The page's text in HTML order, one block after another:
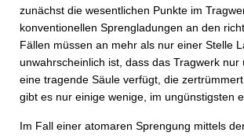
zunächst die wesentlichen Punkte im
konventionellen Sprengladungen an den
Fällen müssen an mehr als nur einer Stelle
unwahrscheinlich ist, dass das Tragwerk
eine tragende Säule verfügt, die
gibt es nur einige wenige, im ungünstigsten
Im Fall einer atomaren Sprengung mittels